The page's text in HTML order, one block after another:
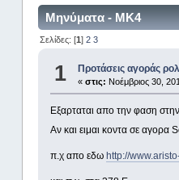
Μηνύματα - MK4
Σελίδες: [1]2 3
1 Προτάσεις αγοράς
«στις: Νοέμβριος 30,
Eξαρταται απο την φαση
Αν και ειμαι κοντα σε αγορα
π.χ απο εδω http://